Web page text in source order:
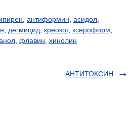
антиформин асидол
дегмицид креозот, ксероформ
флавин хинолин
АНТИТОКСИН